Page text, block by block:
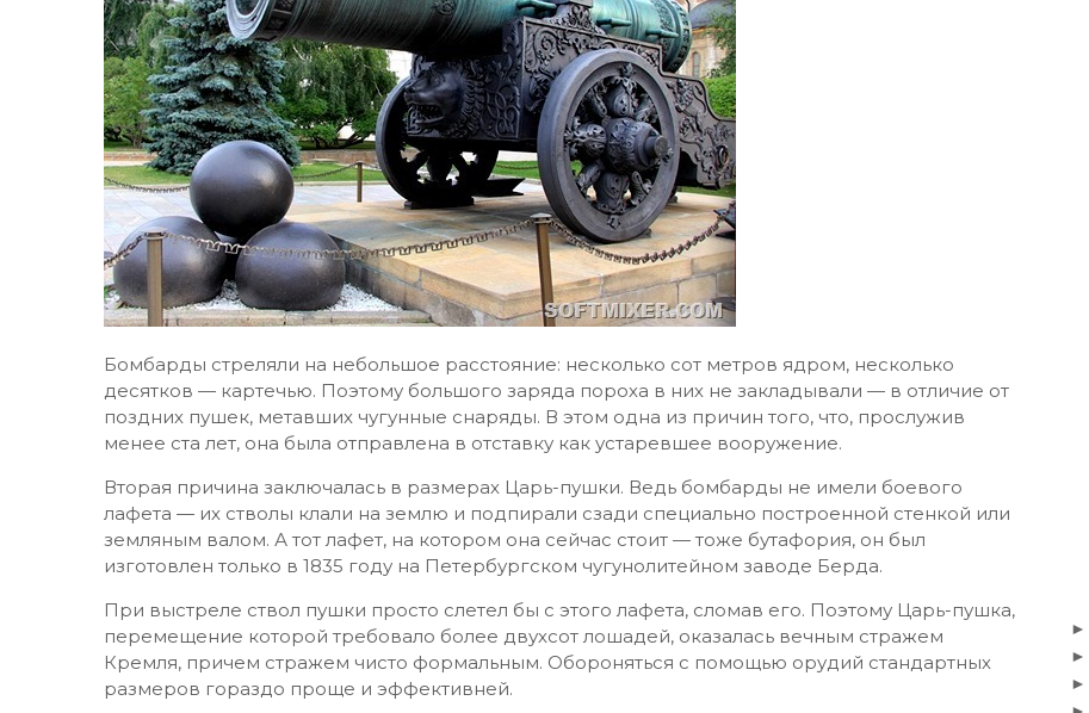
Бомбарды стреляли на небольшое расстояние: несколько сот метров ядром, несколько
десятков — картечью. Поэтому большого заряда пороха в них не закладывали — в отличие от
поздних пушек, метавших чугунные снаряды. В этом одна из причин того, что, прослужив
менее ста лет, она была отправлена в отставку как устаревшее вооружение.
Вторая причина заключалась в размерах Царь-пушки. Ведь бомбарды не имели боевого
лафета — их стволы клали на землю и подпирали сзади специально построенной стенкой или
земляным валом. А тот лафет, на котором она сейчас стоит — тоже бутафория, он был
изготовлен только в 1835 году на Петербургском чугунолитейном заводе Берда.
При выстреле ствол пушки просто слетел бы с этого лафета, сломав его. Поэтому Царь-пушка,
перемещение которой требовало более двухсот лошадей, оказалась вечным стражем
Кремля, причем стражем чисто формальным. Обороняться с помощью орудий стандартных
размеров гораздо проще и эффективней.
►
►
►